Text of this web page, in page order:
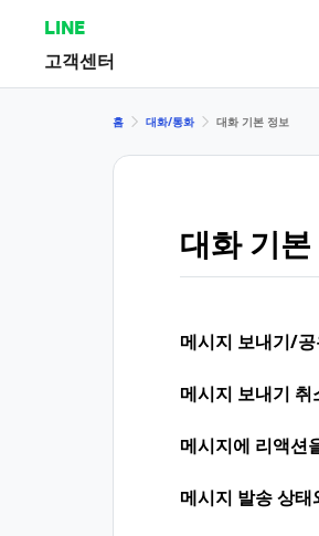
LINE
고객센터
홈 대화/통화 대화 기본 정보
대화 기
메시지 보내기/
메시지 보내기
메시지에 리액션
메시지 발송 상